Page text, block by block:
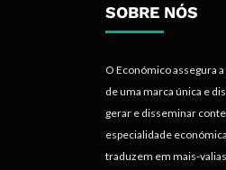
SOBRE NÓS
O Económico assegura
de uma marca única e
gerar e disseminar
especialidade
traduzem em mais-